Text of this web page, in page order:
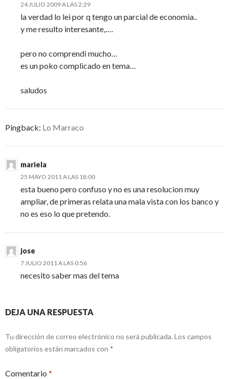
24 JULIO 2009 A LAS 2:29
la verdad lo lei por q tengo un parcial de economia..
y me resulto interesante,….
pero no comprendi mucho…
es un poko complicado en tema…
saludos
Pingback: Lo Marraco
mariela
25 MAYO 2011 A LAS 18:00
esta bueno pero confuso y no es una resolucion muy
ampliar, de primeras relata una mala vista con los banco y
no es eso lo que pretendo.
jose
7 JULIO 2011 A LAS 0:56
necesito saber mas del tema
DEJA UNA RESPUESTA
Tu dirección de correo electrónico no será publicada. Los campos
obligatorios están marcados con *
Comentario *